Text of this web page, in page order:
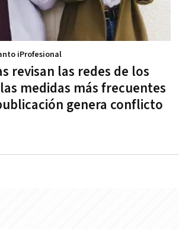
revisan las redes de los
medidas más frecuentes
genera conflicto
iProfesional